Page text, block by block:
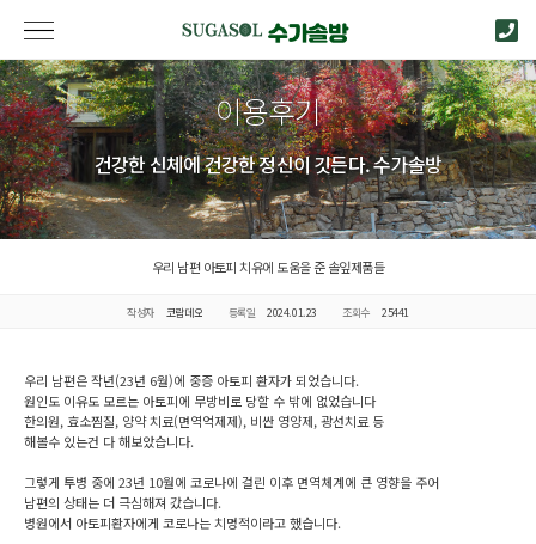
이용후기
건강한 신체에 건강한 정신이 깃든다. 수가솔방
우리 남편 아토피 치유에 도움을 준 솔잎제품들
작성자 코람데오 등록일 2024.01.23 조회수 25441
우리 남편은 작년(23년 6월)에 중증 아토피 환자가 되었습니다.
원인도 이유도 모르는 아토피에 무방비로 당할 수 밖에 없었습니다
한의원, 효소찜질, 양약 치료(면역억제제), 비싼 영양제, 광선치료 등
해볼수 있는건 다 해보았습니다.
그렇게 투병 중에 23년 10월에 코로나에 걸린 이후 면역체계에 큰 영향을 주어
남편의 상태는 더 극심해져 갔습니다.
병원에서 아토피환자에게 코로나는 치명적이라고 했습니다.